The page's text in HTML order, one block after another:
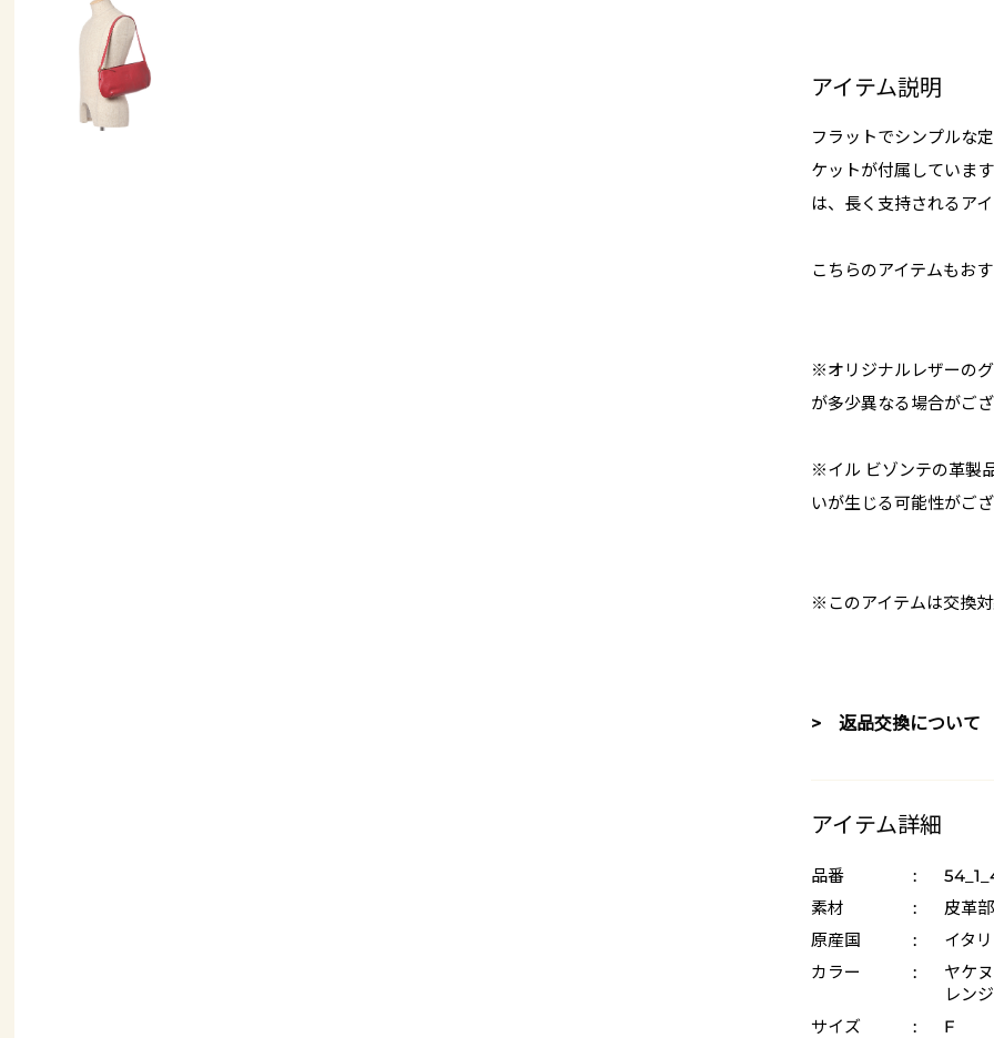
アイテム説明
フラットでシンプルな
ケットが付属していま
は、長く支持されるア
こちらのアイテムもお
※オリジナルレザーの
が多少異なる場合がご
※イル ビゾンテの革製
いが生じる可能性がご
※このアイテムは交換
> 返品交換について
アイテム詳細
品番 :
素材
:
皮革
原産国
:
イタ
カラー
:
ヤケ
レン
サイズ
:
F